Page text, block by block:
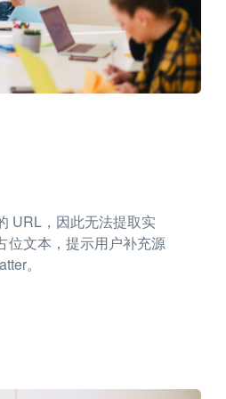
URL，因此无法提取实
位文本，提示用户补充源
。